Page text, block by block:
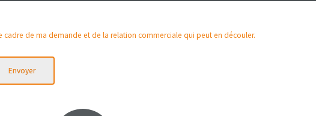
de ma demande et de la relation commerciale qui peut en découler.
Envoyer